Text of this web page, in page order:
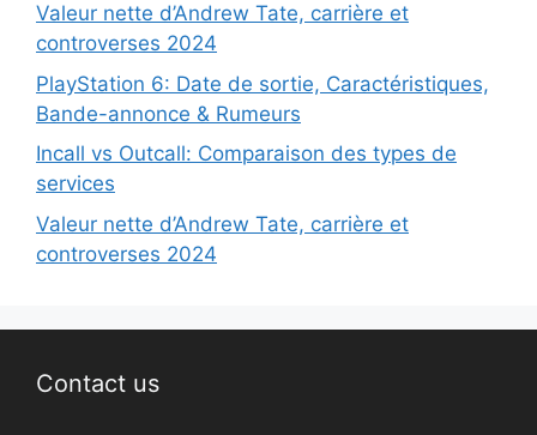
Valeur nette d’Andrew Tate, carrière et
controverses 2024
PlayStation 6: Date de sortie, Caractéristiques,
Bande-annonce & Rumeurs
Incall vs Outcall: Comparaison des types de
services
Valeur nette d’Andrew Tate, carrière et
controverses 2024
Contact us